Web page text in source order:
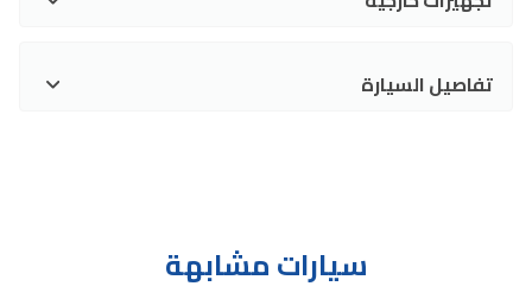
تفاصيل السيارة
سيارات مشابهة